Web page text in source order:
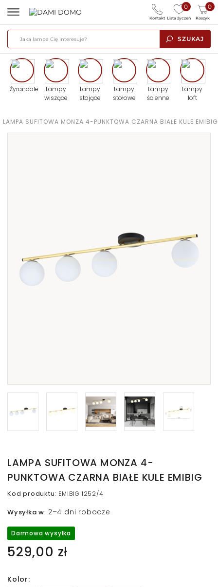
SZUKAJ
0
Lista życzeń
0
Koszyk
Kontakt
Żyrandole
Lampy
wiszące
Lampy
stojące
Lampy
stołowe
Lampy
ścienne
Lampy
loft
LAMPA SUFITOWA MONZA 4-PUNKTOWA CZARNA BIAŁE KULE EMIBIG
LAMPA SUFITOWA MONZA 4-
PUNKTOWA CZARNA BIAŁE KULE EMIBIG
Kod produktu: EMIBIG 1252/4
Wysyłka w: 2–4 dni robocze
Darmowa wysyłka
529,00 zł
Kolor: